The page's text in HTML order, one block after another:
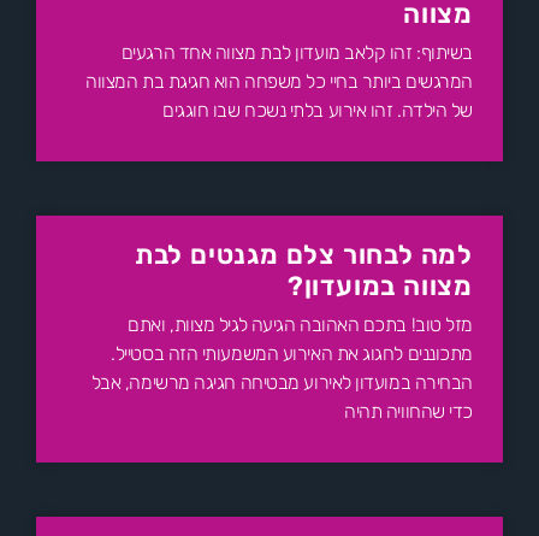
מצווה
בשיתוף: זהו קלאב מועדון לבת מצווה אחד הרגעים
המרגשים ביותר בחיי כל משפחה הוא חגיגת בת המצווה
של הילדה. זהו אירוע בלתי נשכח שבו חוגגים
למה לבחור צלם מגנטים לבת
מצווה במועדון?
מזל טוב! בתכם האהובה הגיעה לגיל מצוות, ואתם
מתכוננים לחגוג את האירוע המשמעותי הזה בסטייל.
הבחירה במועדון לאירוע מבטיחה חגיגה מרשימה, אבל
כדי שהחוויה תהיה